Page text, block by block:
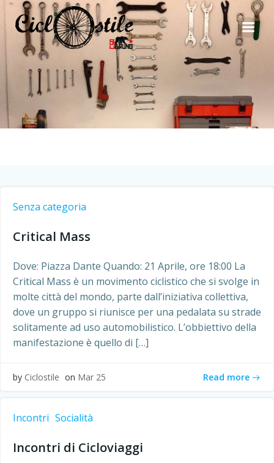
Vai
al
contenuto
Senza categoria
Critical Mass
Dove: Piazza Dante Quando: 21 Aprile, ore 18:00 La
Critical Mass è un movimento ciclistico che si svolge in
molte città del mondo, parte dall’iniziativa collettiva,
dove un gruppo si riunisce per una pedalata su strade
solitamente ad uso automobilistico. L’obbiettivo della
manifestazione è quello di […]
by Ciclostile on Mar 25 Read more
Incontri Socialità
Incontri di Cicloviaggi